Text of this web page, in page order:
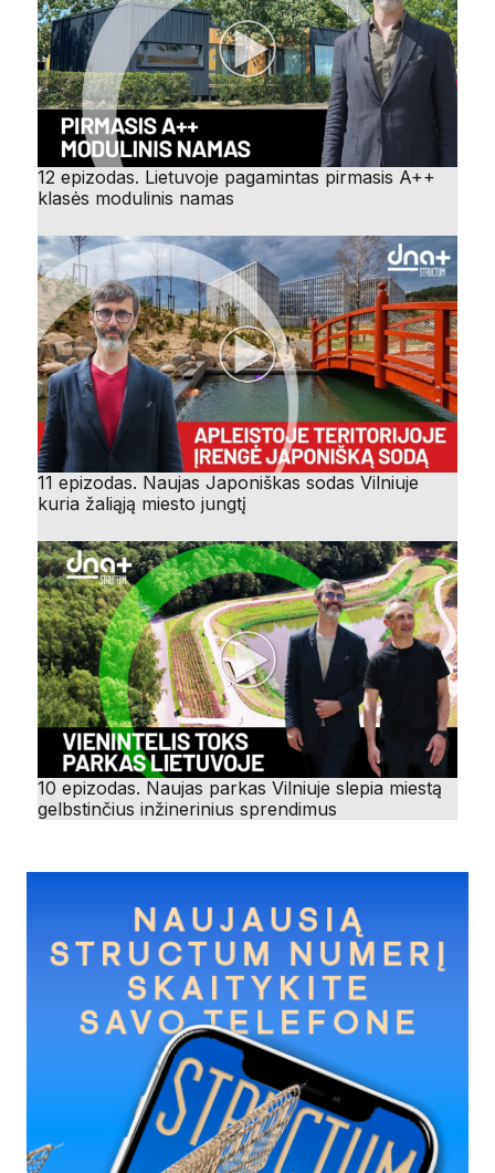
12 epizodas. Lietuvoje pagamintas pirmasis A++
klasės modulinis namas
11 epizodas. Naujas Japoniškas sodas Vilniuje
kuria žaliąją miesto jungtį
10 epizodas. Naujas parkas Vilniuje slepia miestą
gelbstinčius inžinerinius sprendimus